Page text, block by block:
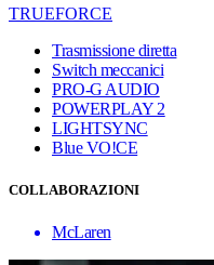
TRUEFORCE
Trasmissione diretta
Switch meccanici
PRO-G AUDIO
POWERPLAY 2
LIGHTSYNC
Blue VO!CE
COLLABORAZIONI
McLaren